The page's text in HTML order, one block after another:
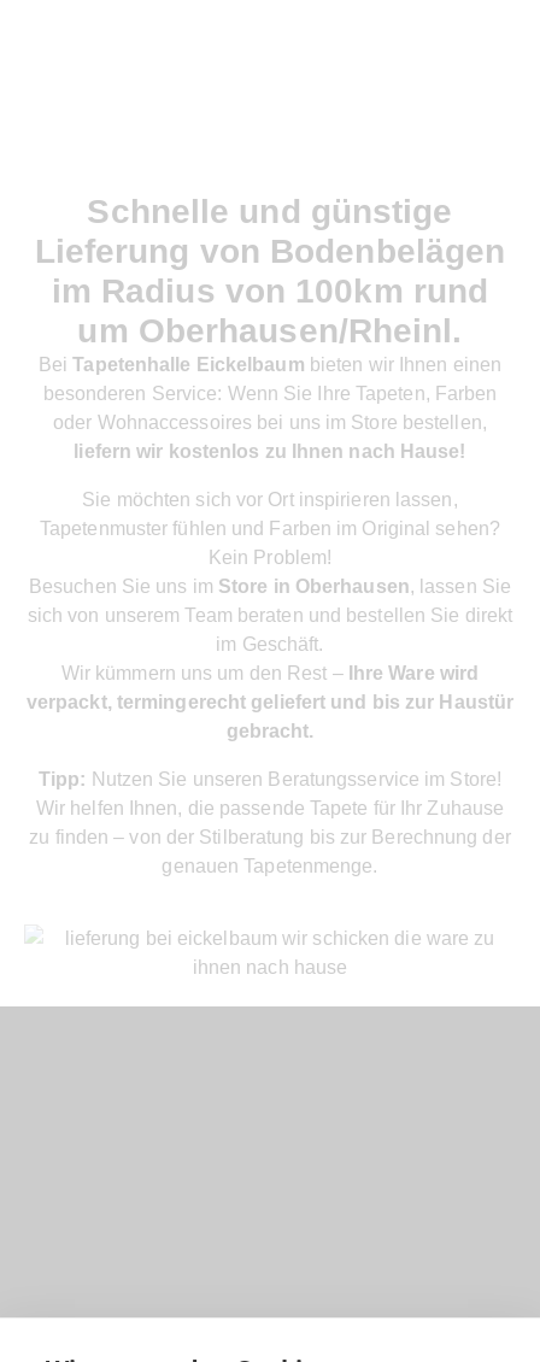
Schnelle und günstige
Lieferung von Bodenbelägen
im Radius von 100km rund
um Oberhausen/Rheinl.
BeiTapetenhalle Eickelbaum bieten wir Ihnen einen
besonderen Service: Wenn Sie Ihre Tapeten, Farben
oder Wohnaccessoires bei uns im Store bestellen,
liefern wir kostenlos zu Ihnen nach Hause!
Sie möchten sich vor Ort inspirieren lassen,
Tapetenmuster fühlen und Farben im Original sehen?
Kein Problem!
Besuchen Sie uns im Store in Oberhausen, lassen Sie
sich von unserem Team beraten und bestellen Sie direkt
im Geschäft.
Wir kümmern uns um den Rest –
Ihre Ware wird
verpackt, termingerecht geliefert und bis zur Haustür
gebracht.
Tipp: Nutzen Sie unseren Beratungsservice im Store!
Wir helfen Ihnen, die passende Tapete für Ihr Zuhause
zu finden – von der Stilberatung bis zur Berechnung der
genauen Tapetenmenge.